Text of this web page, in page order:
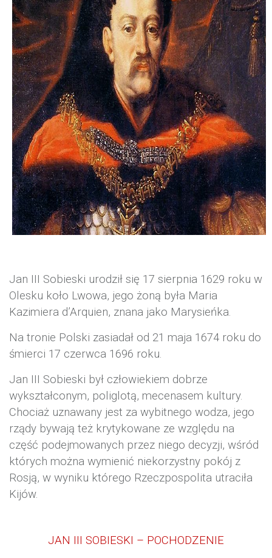
Jan III Sobieski urodził się 17 sierpnia 1629 roku w
Olesku koło Lwowa, jego żoną była Maria
Kazimiera d’Arquien, znana jako Marysieńka.
Na tronie Polski zasiadał od 21 maja 1674 roku do
śmierci 17 czerwca 1696 roku.
Jan III Sobieski był człowiekiem dobrze
wykształconym, poliglotą, mecenasem kultury.
Chociaż uznawany jest za wybitnego wodza, jego
rządy bywają też krytykowane ze względu na
część podejmowanych przez niego decyzji, wśród
których można wymienić niekorzystny pokój z
Rosją, w wyniku którego Rzeczpospolita utraciła
Kijów.
JAN III SOBIESKI – POCHODZENIE